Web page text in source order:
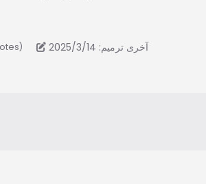
آخری ترمیم: 2025/3/14